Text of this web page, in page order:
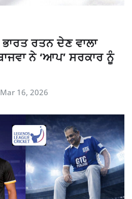
ਰਤਨ ਦੇਣ ਵਾਲਾ
ਨੇ ‘ਆਪ’ ਸਰਕਾਰ ਨੂੰ
Mar 16, 2026